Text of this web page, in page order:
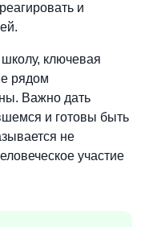
и
ключевая
рядом
Важно дать
и готовы быть
не
участие